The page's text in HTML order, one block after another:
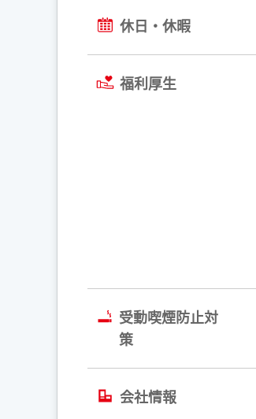
休日・休暇
福利厚生
受動喫煙防止対
策
会社情報